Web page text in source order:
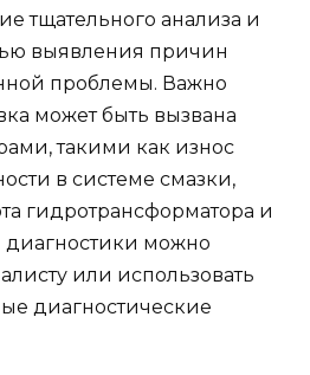
тщательного анализа и
выявления причин
проблемы. Важно
может быть вызвана
такими как износ
в системе смазки,
гидротрансформатора и
диагностики можно
или использовать
диагностические